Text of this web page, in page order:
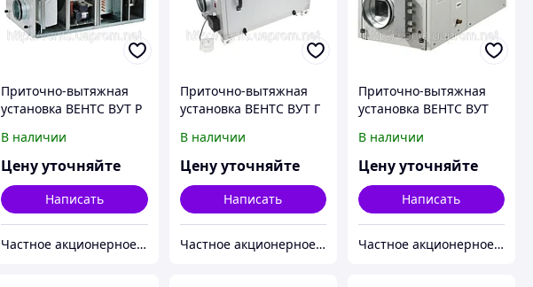
Приточно-вытяжная
установка ВЕНТС ВУТ Р
В наличии
Цену уточняйте
Написать
Частное акционерное общество «Вентиляционные системы». Торговая марка ВЕНТС.
Приточно-вытяжная
установка ВЕНТС ВУТ Г
В наличии
Цену уточняйте
Написать
Частное акционерное общество «Вентиляционные системы». Торговая марка ВЕНТС.
Приточно-вытяжная
установка ВЕНТС ВУТ
В наличии
Цену уточняйте
Написать
Частное акционерное общество «Вентиляционные системы». Торговая марка ВЕНТС.